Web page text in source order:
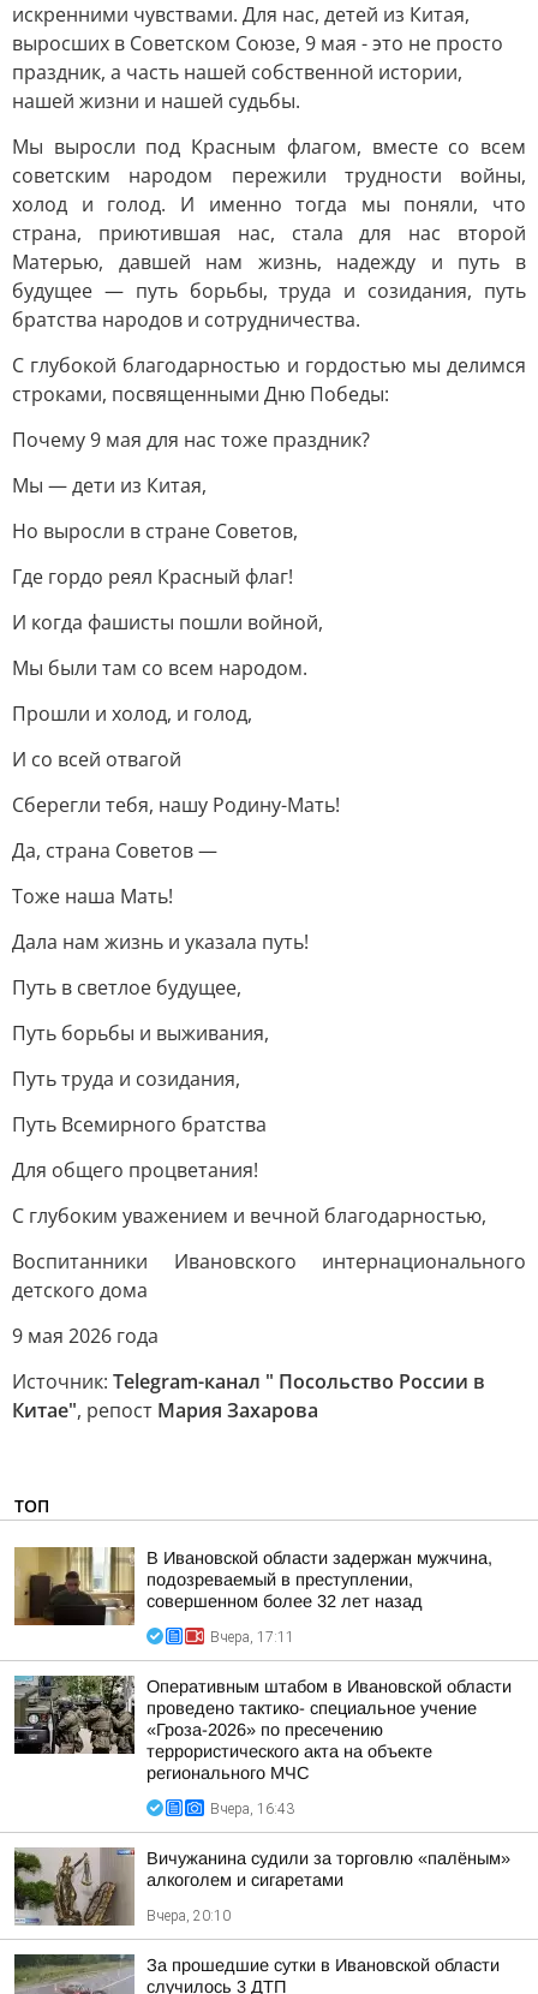
искренними чувствами. Для нас, детей из Китая,
выросших в Советском Союзе, 9 мая - это не просто
праздник, а часть нашей собственной истории,
нашей жизни и нашей судьбы.
Мы выросли под Красным флагом, вместе со всем
советским народом пережили трудности войны,
холод и голод. И именно тогда мы поняли, что
страна, приютившая нас, стала для нас второй
Матерью, давшей нам жизнь, надежду и путь в
будущее — путь борьбы, труда и созидания, путь
братства народов и сотрудничества.
С глубокой благодарностью и гордостью мы делимся
строками, посвященными Дню Победы:
Почему 9 мая для нас тоже праздник?
Мы — дети из Китая,
Но выросли в стране Советов,
Где гордо реял Красный флаг!
И когда фашисты пошли войной,
Мы были там со всем народом.
Прошли и холод, и голод,
И со всей отвагой
Сберегли тебя, нашу Родину-Мать!
Да, страна Советов —
Тоже наша Мать!
Дала нам жизнь и указала путь!
Путь в светлое будущее,
Путь борьбы и выживания,
Путь труда и созидания,
Путь Всемирного братства
Для общего процветания!
С глубоким уважением и вечной благодарностью,
Воспитанники Ивановского интернационального
детского дома
9 мая 2026 года
Источник: Telegram-канал " Посольство России в
Китае", репост Мария Захарова
ТОП
В Ивановской области задержан мужчина,
подозреваемый в преступлении,
совершенном более 32 лет назад
Вчера, 17:11
Оперативным штабом в Ивановской области
проведено тактико- специальное учение
«Гроза-2026» по пресечению
террористического акта на объекте
регионального МЧС
Вчера, 16:43
Вичужанина судили за торговлю «палёным»
алкоголем и сигаретами
Вчера, 20:10
За прошедшие сутки в Ивановской области
случилось 3 ДТП